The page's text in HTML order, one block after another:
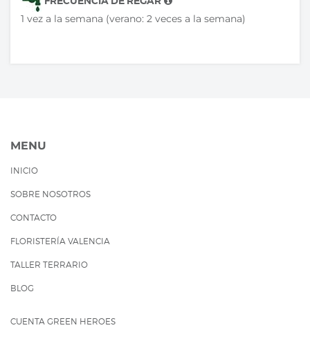
1 vez a la semana (verano: 2 veces a la semana)
MENU
INICIO
SOBRE NOSOTROS
CONTACTO
FLORISTERÍA VALENCIA
TALLER TERRARIO
BLOG
CUENTA GREEN HEROES